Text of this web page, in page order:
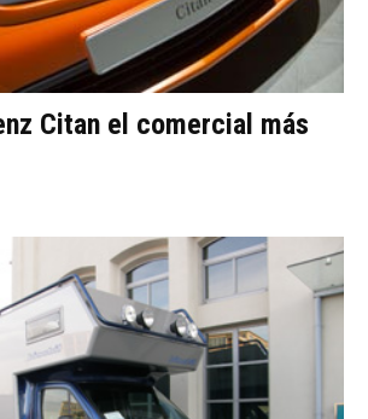
Citan el comercial más